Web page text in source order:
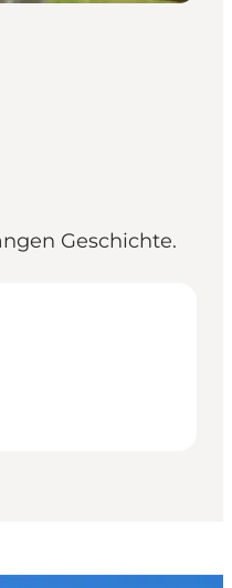
Geschichte.